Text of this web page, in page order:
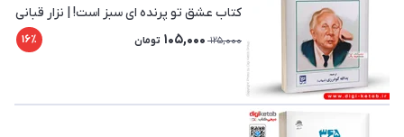
کتاب عشق تو پرنده ای سبز است! | نزار قبانی
125,000
105,000 تومان 16٪